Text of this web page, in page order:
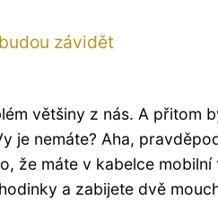
závidět
většiny z nás. A přitom
je nemáte? Aha,
že máte v kabelce
a zabijete dvě